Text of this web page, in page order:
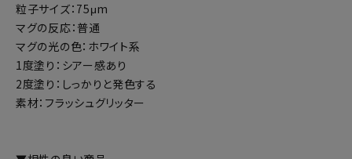
粒子サイズ：75μm
マグの反応：普通
マグの光の色：ホワイト系
1度塗り：シアー感あり
2度塗り：しっかりと発色する
素材：フラッシュグリッター